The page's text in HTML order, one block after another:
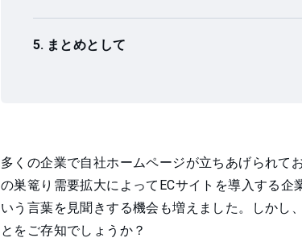
まとめとして
多くの企業で自社ホームページが立ちあげられて
の巣篭り需要拡大によってECサイトを導入する
いう言葉を見聞きする機会も増えました。しかし
とをご存知でしょうか？